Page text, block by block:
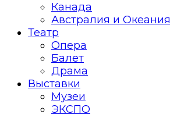
Канада
Австралия и Океания
Театр
Опера
Балет
Драма
Выставки
Музеи
ЭКСПО